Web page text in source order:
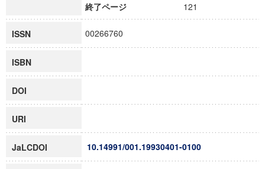
終了ページ
121
ISSN 00266760
ISBN
DOI
URI
JaLCDOI 10.14991/001.19930401-0100